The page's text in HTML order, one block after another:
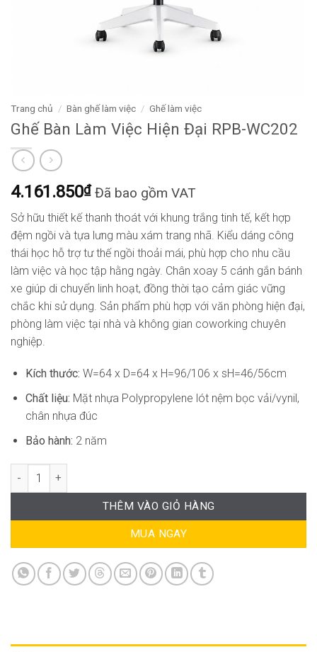
Trang chủ / Bàn ghế làm việc / Ghế làm việc
Ghế Bàn Làm Việc Hiện Đại RPB-WC202
4.161.850₫ Đã bao gồm VAT
Sở hữu thiết kế thanh thoát với khung trắng tinh tế, kết hợp
đệm ngồi và tựa lưng màu xám trang nhã. Kiểu dáng công
thái học hỗ trợ tư thế ngồi thoải mái, phù hợp cho nhu cầu
làm việc và học tập hằng ngày. Chân xoay 5 cánh gắn bánh
xe giúp di chuyển linh hoạt, đồng thời tạo cảm giác vững
chắc khi sử dụng. Sản phẩm phù hợp với văn phòng hiện đại,
phòng làm việc tại nhà và không gian coworking chuyên
nghiệp.
Kích thước: W=64 x D=64 x H=96/106 x sH=46/56cm
Chất liệu: Mặt nhựa Polypropylene lót nệm bọc vải/vynil,
chân nhựa đúc
Bảo hành: 2 năm
Ghế Bàn Làm Việc Hiện Đại RPB-WC202 số lượng
THÊM VÀO GIỎ HÀNG
MUA NGAY